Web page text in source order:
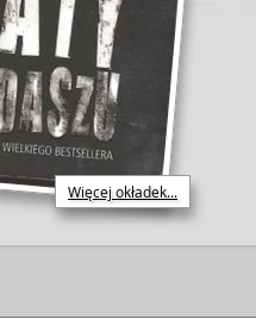
Więcej okładek...